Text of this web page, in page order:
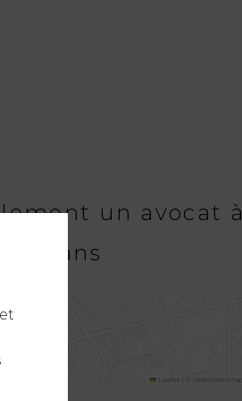
un avocat à
Challans
Leaflet OpenStreetMap